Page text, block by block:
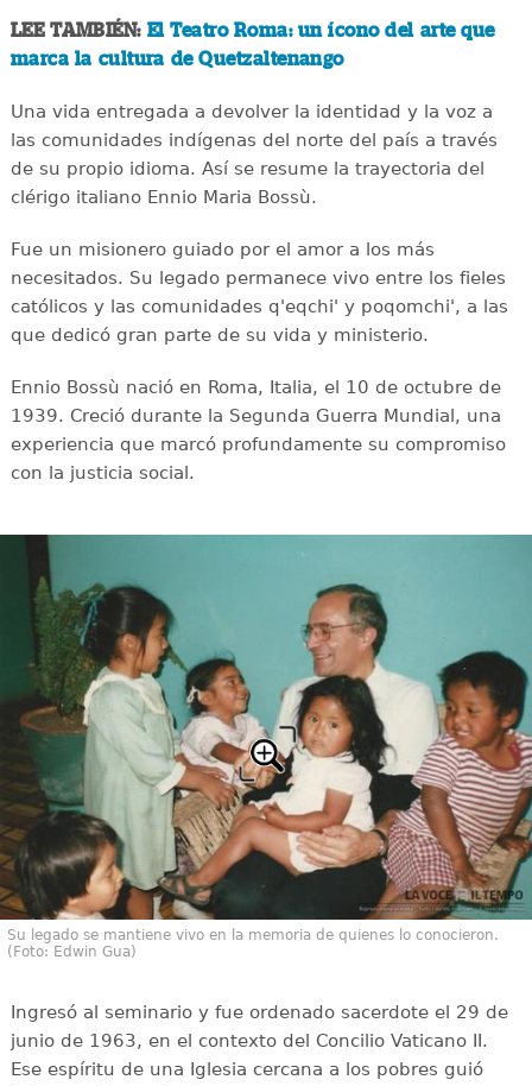
LEE TAMBIÉN: El Teatro Roma: un ícono del arte que
marca la cultura de Quetzaltenango
Una vida entregada a devolver la identidad y la voz a
las comunidades indígenas del norte del país a través
de su propio idioma. Así se resume la trayectoria del
clérigo italiano Ennio Maria Bossù.
Fue un misionero guiado por el amor a los más
necesitados. Su legado permanece vivo entre los fieles
católicos y las comunidades q'eqchi' y poqomchi', a las
que dedicó gran parte de su vida y ministerio.
Ennio Bossù nació en Roma, Italia, el 10 de octubre de
1939. Creció durante la Segunda Guerra Mundial, una
experiencia que marcó profundamente su compromiso
con la justicia social.
Su legado se mantiene vivo en la memoria de quienes lo conocieron.
(Foto: Edwin Gua)
Ingresó al seminario y fue ordenado sacerdote el 29 de
junio de 1963, en el contexto del Concilio Vaticano II.
Ese espíritu de una Iglesia cercana a los pobres guió